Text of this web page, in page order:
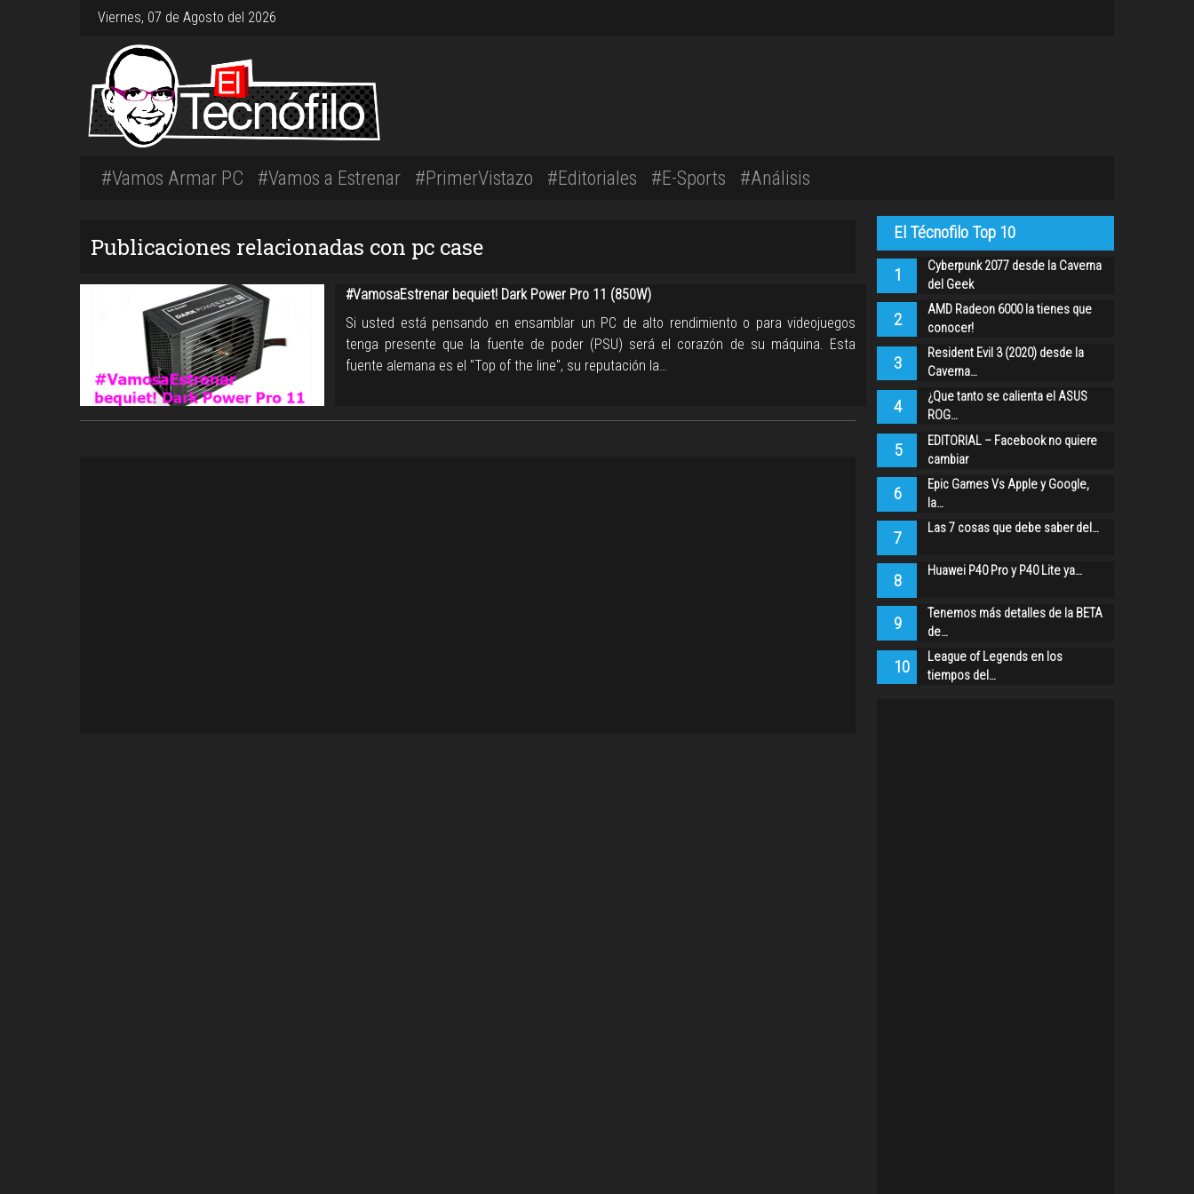
Viernes, 07 de Agosto del 2026
#Vamos Armar PC #Vamos a Estrenar #PrimerVistazo #Editoriales #E-Sports #Análisis
Publicaciones relacionadas con pc case
#VamosaEstrenar bequiet! Dark Power Pro 11 (850W)
Si usted está pensando en ensamblar un PC de alto rendimiento o para videojuegos
tenga presente que la fuente de poder (PSU) será el corazón de su máquina. Esta
fuente alemana es el "Top of the line", su reputación la…
El Técnofilo Top 10
1
Cyberpunk 2077 desde la Caverna
del Geek
2
AMD Radeon 6000 la tienes que
conocer!
3
Resident Evil 3 (2020) desde la
Caverna…
4
¿Que tanto se calienta el ASUS
ROG…
5
EDITORIAL – Facebook no quiere
cambiar
6
Epic Games Vs Apple y Google,
la…
7 Las 7 cosas que debe saber del…
8 Huawei P40 Pro y P40 Lite ya…
9
Tenemos más detalles de la BETA
de…
10
League of Legends en los
tiempos del…